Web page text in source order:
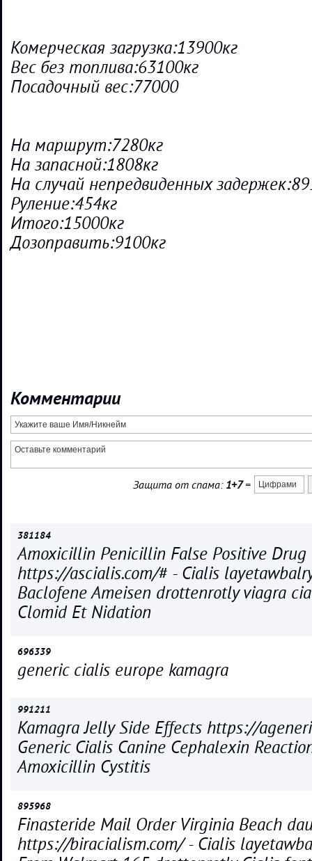
Комерческая загрузка:13900кг
Вес без топлива:63100кг
Посадочный вес:77000
На маршрут:7280кг
На запасной:1808кг
На случай непредвиденных
Руление:454кг
Итого:15000кг
Дозоправить:9100кг
Комментарии
Защита от спама: 1+7=
381184
Amoxicillin Penicillin False Positive Drug
https://ascialis.com/# - Cialis
Baclofene Ameisen drottenrotly viagra
Clomid Et Nidation
696339
generic cialis europe kamagra
991211
Kamagra Jelly Side Effects https://
Generic Cialis Canine Cephalexin
Amoxicillin Cystitis
895968
Finasteride Mail Order Virginia Beach
https://biracialism.com/ - Cialis